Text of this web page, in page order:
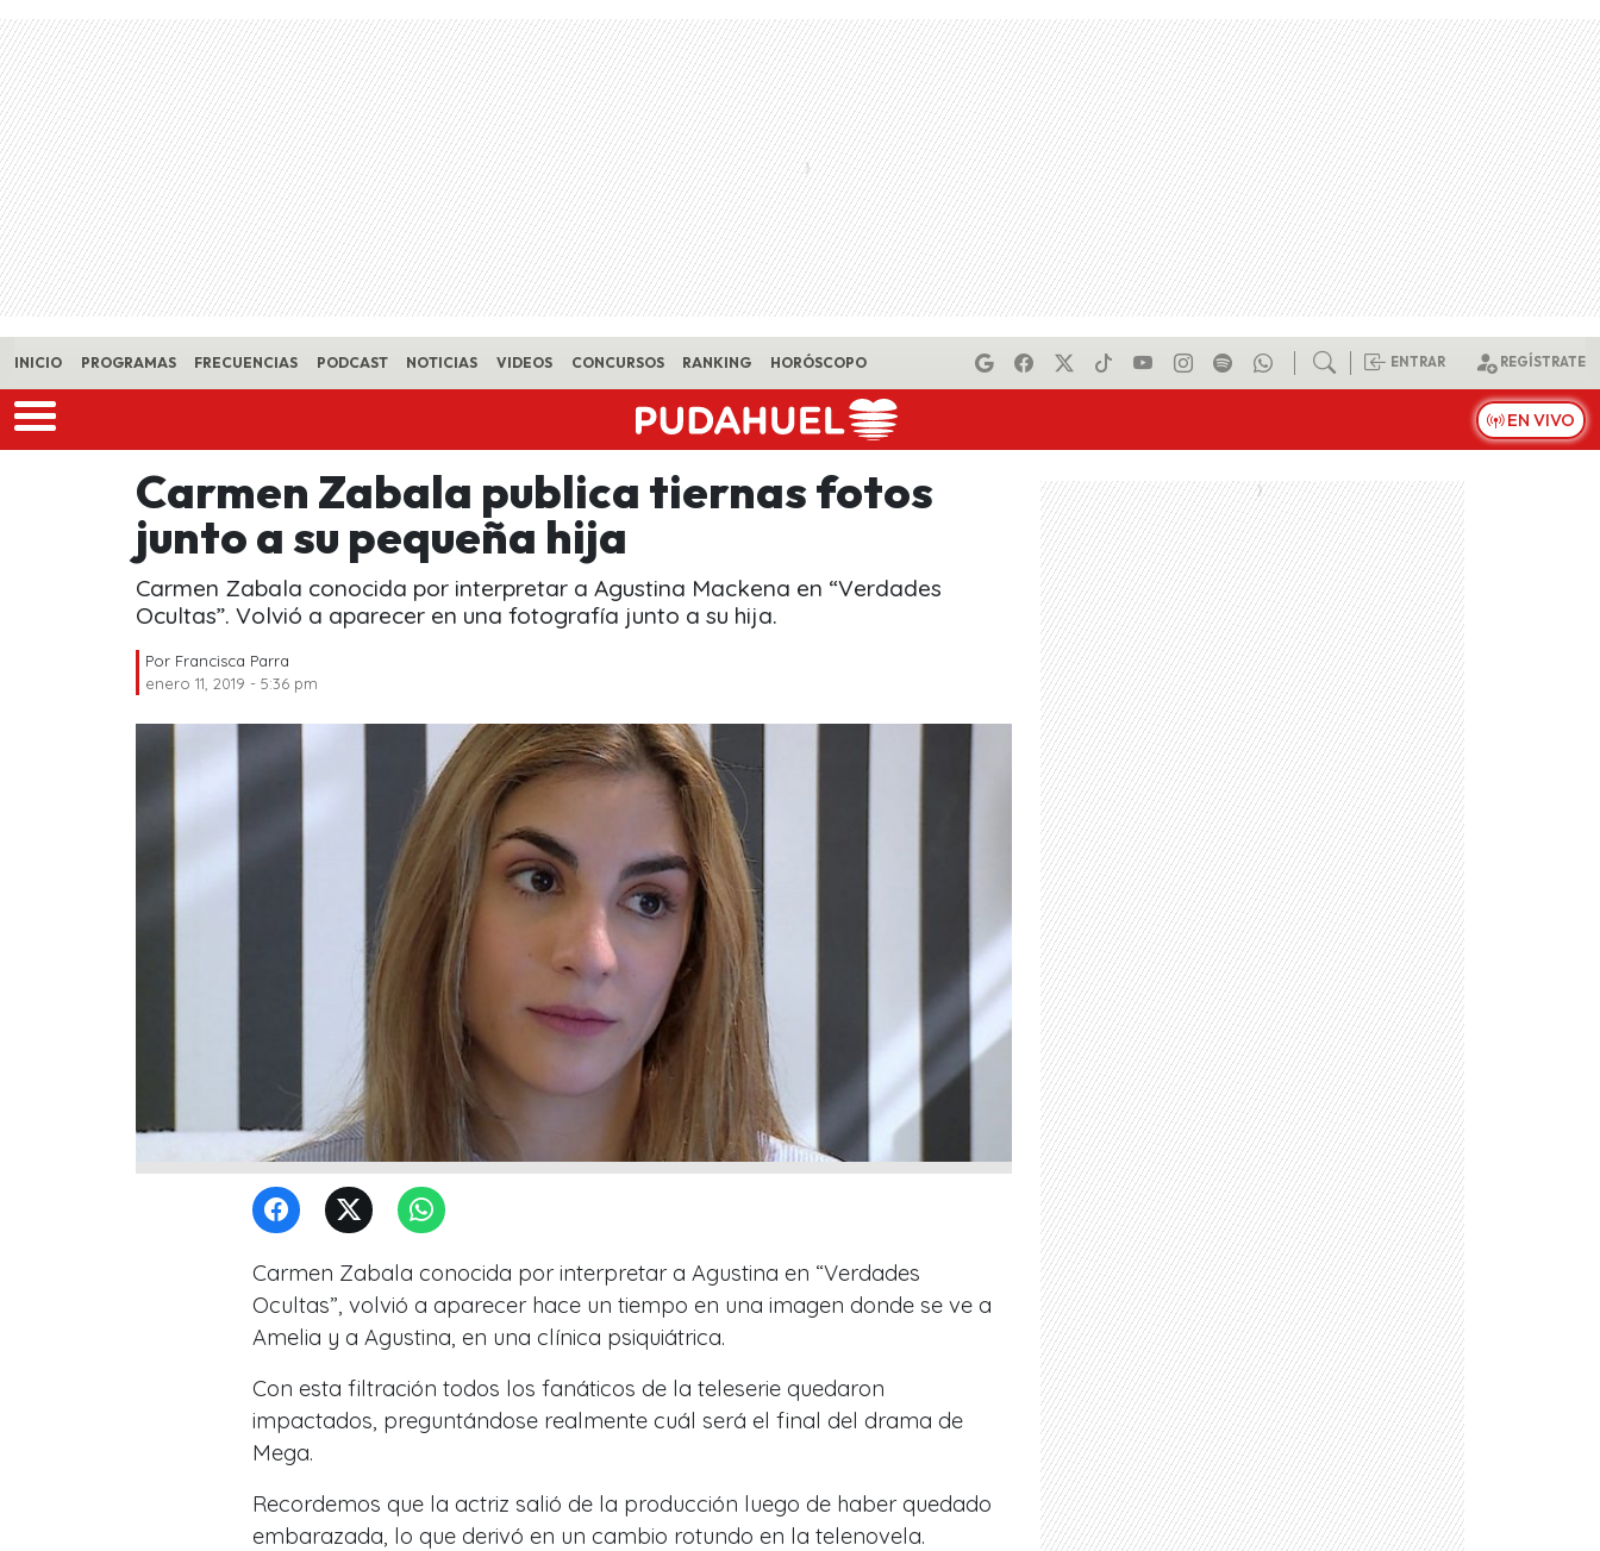
Skip to main content
INICIO PROGRAMAS FRECUENCIAS PODCAST NOTICIAS VIDEOS CONCURSOS RANKING HORÓSCOPO ENTRAR REGÍSTRATE
EN VIVO
Carmen Zabala publica tiernas fotos
junto a su pequeña hija
Carmen Zabala conocida por interpretar a Agustina Mackena en “Verdades
Ocultas”. Volvió a aparecer en una fotografía junto a su hija.
Por Francisca Parra
enero 11, 2019 - 5:36 pm
Carmen Zabala conocida por interpretar a Agustina en “Verdades
Ocultas”, volvió a aparecer hace un tiempo en una imagen donde se ve a
Amelia y a Agustina, en una clínica psiquiátrica.
Con esta filtración todos los fanáticos de la teleserie quedaron
impactados, preguntándose realmente cuál será el final del drama de
Mega.
Recordemos que la actriz salió de la producción luego de haber quedado
embarazada, lo que derivó en un cambio rotundo en la telenovela.